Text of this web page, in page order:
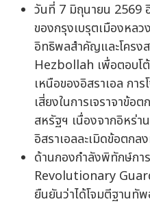
วันที่ 7 มิถุนายน 2569
ของกรุงเบรุตเมืองหลว
อิทธิพลสำคัญและโครง
Hezbollah เพื่อตอบโ
เหนือของอิสราเอล กา
เสี่ยงในการเจราจาข้อ
สหรัฐฯ เนื่องจากอิหร่า
อิสราเอลละเมิดข้อตกล
ด้านกองกำลังพิทักษ์ก
Revolutionary
ยืนยันว่าได้โจมตีฐานทั